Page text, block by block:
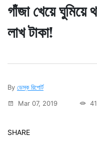
গাঁজা খেয়ে ঘুমিয়ে
লাখ টাকা!
By ডেস্ক রিপোর্ট
Mar 07, 2019
SHARE